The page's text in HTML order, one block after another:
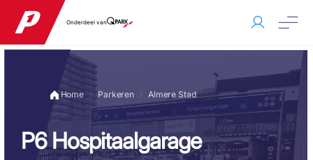
Onderdeel van
Home Parkeren Almere Stad
P6 Hospitaalgarage